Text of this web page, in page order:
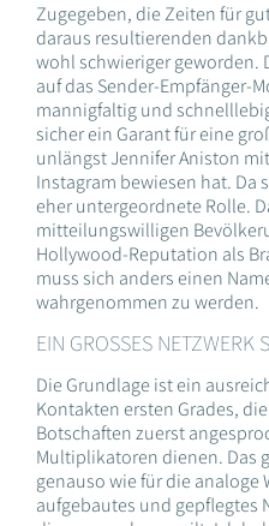
Zugegeben, die Zeiten für
daraus resultierenden
wohl schwieriger geworden.
auf das Sender-Empfänger-
mannigfaltig und
sicher ein Garant für eine
unlängst Jennifer Aniston
Instagram bewiesen hat. Da
eher untergeordnete Rolle.
mitteilungswilligen
Hollywood-Reputation als
muss sich anders einen
wahrgenommen zu werden.
EIN GROSSES NETZWERK
Die Grundlage ist ein
Kontakten ersten Grades,
Botschaften zuerst
Multiplikatoren dienen. Das
genauso wie für die analoge
aufgebautes und gepflegtes